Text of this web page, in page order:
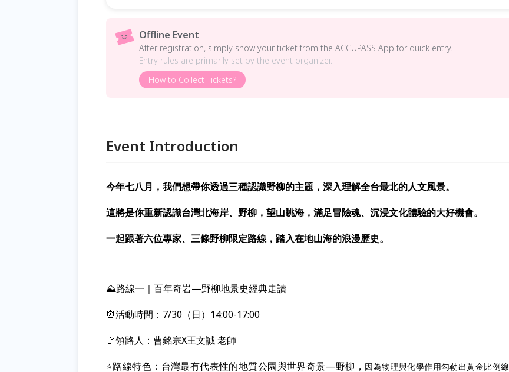
Offline Event
After registration, simply show your ticket from the ACCUPASS App for quick entry.
Entry rules are primarily set by the event organizer.
How to Collect Tickets?
Event Introduction
今年七八月，我們想帶你透過三種認識野柳的主題，深入理解全台最北的人文風景。
這將是你重新認識台灣北海岸、野柳，望山眺海，滿足冒險魂、沉浸文化體驗的大好機會。
一起跟著六位專家、三條野柳限定路線，踏入在地山海的浪漫歷史。
⛰️路線一｜百年奇岩—野柳地景史經典走讀
⏰活動時間：7/30（日）14:00-17:00
🚩領路人：曹銘宗X王文誠 老師
⭐路線特色：台灣最有代表性的地質公園與世界奇景—野柳， 因為物理與化學作用勾勒出黃金比例線